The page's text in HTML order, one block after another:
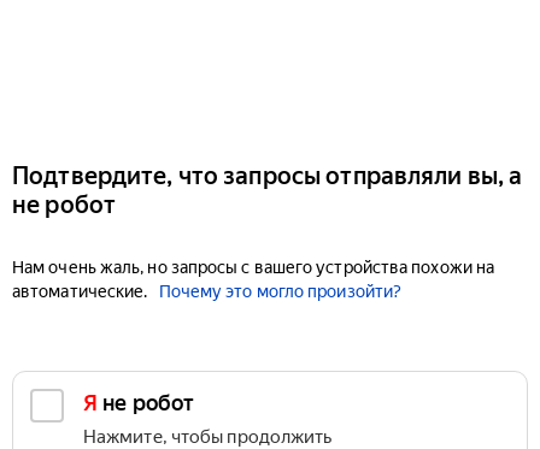
Подтвердите, что запросы отправляли вы, а
не робот
Нам очень жаль, но запросы с вашего устройства похожи на
автоматические.
Почему это могло произойти?
Я не робот
Нажмите, чтобы продолжить